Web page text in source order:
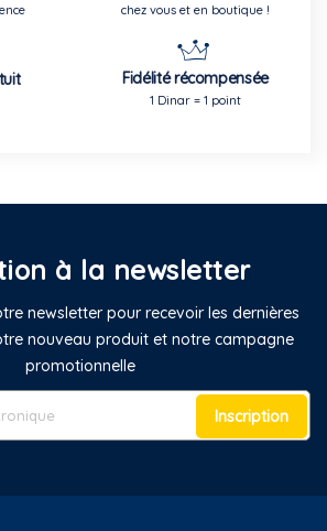
chez vous et en boutique !
Fidélité récompensée
1 Dinar = 1 point
à la newsletter
newsletter pour recevoir les dernières
nouveau produit et notre campagne
promotionnelle
Inscription